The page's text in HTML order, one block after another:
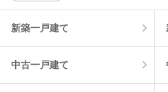
2件
新築一戸建て
中古一戸建て